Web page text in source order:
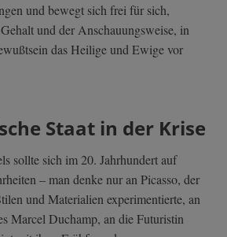
und bewegt sich frei für sich,
und der Anschauungsweise, in
das Heilige und Ewige vor
Staat in der Krise
sollte sich im 20. Jahrhundert auf
– man denke nur an Picasso, der
und Materialien experimentierte, an
Marcel Duchamp, an die Futuristin